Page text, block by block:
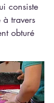
consiste
travers
obturé